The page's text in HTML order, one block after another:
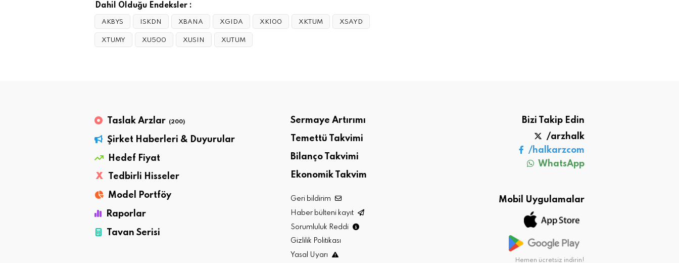
Dahil Olduğu Endeksler :
AKBYS ISKDN XBANA XGIDA XK100 XKTUM XSAYD
XTUMY XU500 XUSIN XUTUM
Taslak Arzlar (200)
Şirket Haberleri & Duyurular
Hedef Fiyat
X
Tedbirli Hisseler
Model Portföy
Raporlar
Tavan Serisi
Sermaye Artırımı
Temettü Takvimi
Bilanço Takvimi
Ekonomik Takvim
Geri bildirim
Haber bülteni kayıt
Sorumluluk Reddi
Gizlilik Politikası
Yasal Uyarı
Bizi Takip Edin
/arzhalk
/halkarzcom
WhatsApp
Mobil Uygulamalar
Hemen ücretsiz indirin!